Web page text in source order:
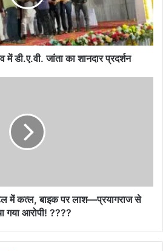
में डी.ए.वी. जांता का शानदार प्रदर्शन
में कत्ल, बाइक पर लाश—प्रयागराज से
गया आरोपी! ????